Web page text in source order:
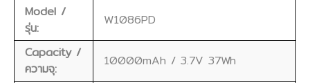
Model /
รุ่น:
W1086PD
Capacity /
ความจุ:
10000mAh / 3.7V 37Wh